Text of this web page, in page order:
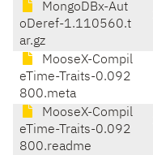
MongoDBx-Aut
oDeref-1.110560.t
ar.gz
MooseX-Compil
eTime-Traits-0.092
800.meta
MooseX-Compil
eTime-Traits-0.092
800.readme